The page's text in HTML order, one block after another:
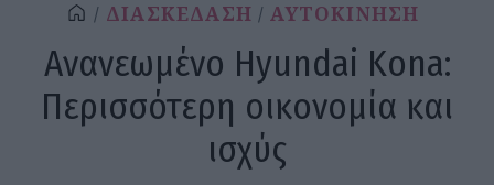
ΔΙΑΣΚΕΔΑΣΗ ΑΥΤΟΚΙΝΗΣΗ
Ανανεωμένο Hyundai Kona:
Περισσότερη οικονομία και
ισχύς